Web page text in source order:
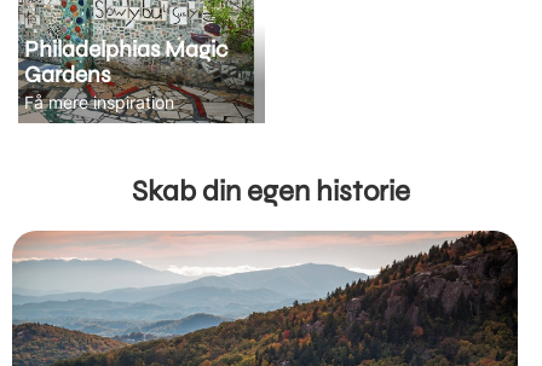
Philadelphias Magic
Gardens
Få mere inspiration
Skab din egen historie